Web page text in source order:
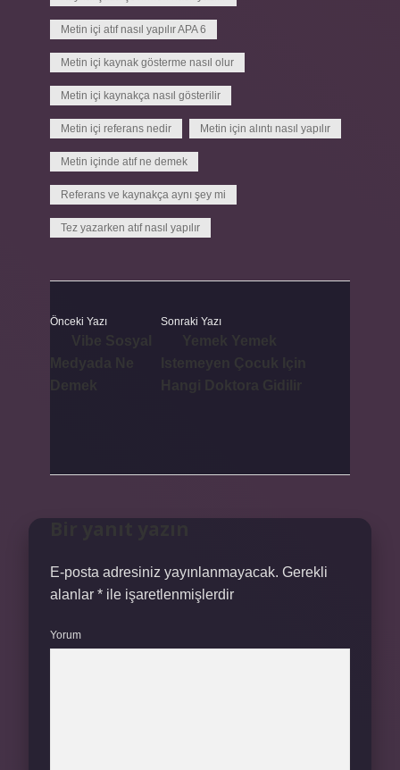
Metin içi atıf nasıl yapılır APA 6
Metin içi kaynak gösterme nasıl olur
Metin içi kaynakça nasıl gösterilir
Metin içi referans nedir Metin için alıntı nasıl yapılır
Metin içinde atıf ne demek
Referans ve kaynakça aynı şey mi
Tez yazarken atıf nasıl yapılır
Önceki Yazı Sonraki Yazı
E-posta adresiniz yayınlanmayacak. Gerekli
alanlar * ile işaretlenmişlerdir
Yorum